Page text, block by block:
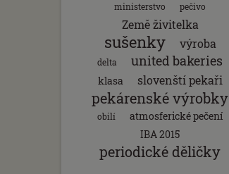
ministerstvo pečivo
Země živitelka
sušenky výroba
delta united bakeries
klasa slovenští pekaři
pekárenské výrobky
obilí
atmosferické pečení
IBA 2015
periodické děličky